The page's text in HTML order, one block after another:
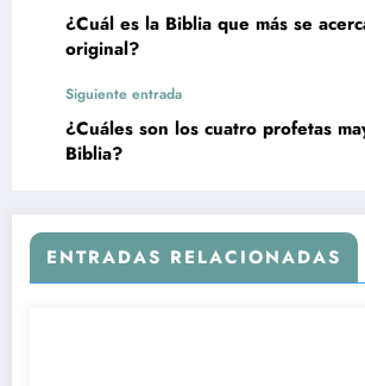
¿Cuál es la Biblia que más se
original?
Siguiente entrada
¿Cuáles son los cuatro profetas
Biblia?
ENTRADAS RELACIONADAS